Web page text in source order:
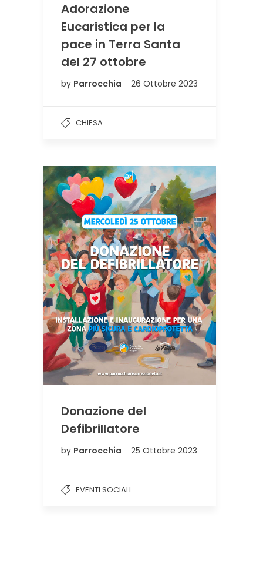
Adorazione
Eucaristica per la
pace in Terra Santa
del 27 ottobre
by Parrocchia 26 Ottobre 2023
CHIESA
Donazione del
Defibrillatore
by Parrocchia 25 Ottobre 2023
EVENTI SOCIALI